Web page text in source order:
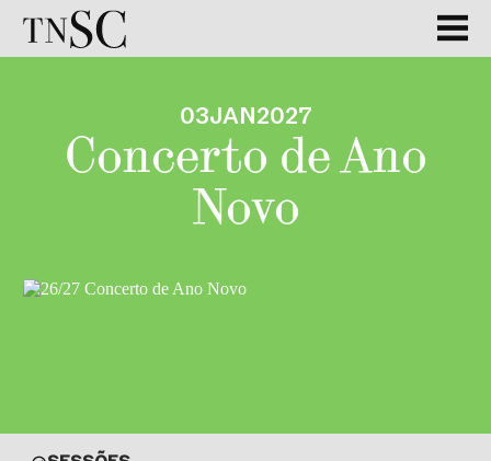
03JAN2027
Concerto de Ano
Novo